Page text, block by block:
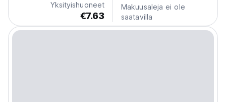
Yksityishuoneet
€7.63
Makuusaleja ei ole
saatavilla